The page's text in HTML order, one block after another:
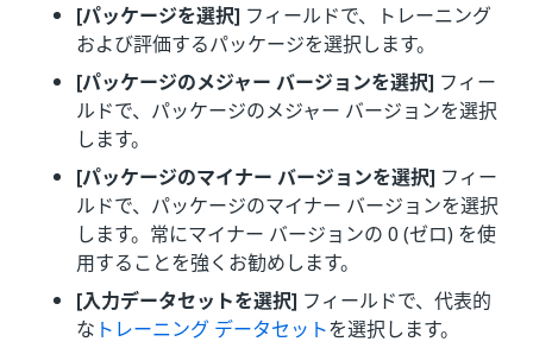
[パッケージを選択] フィールドで、トレーニング
および評価するパッケージを選択します。
[パッケージのメジャー バージョンを選択] フィー
ルドで、パッケージのメジャー バージョンを選択
します。
[パッケージのマイナー バージョンを選択] フィー
ルドで、パッケージのマイナー バージョンを選択
します。常にマイナー バージョンの 0 (ゼロ) を使
用することを強くお勧めします。
[入力データセットを選択] フィールドで、代表的
な トレーニング データセットを選択します。